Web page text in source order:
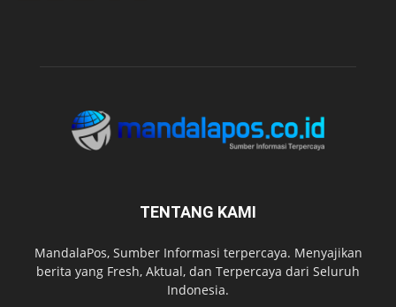
TENTANG KAMI
MandalaPos, Sumber Informasi terpercaya. Menyajikan
berita yang Fresh, Aktual, dan Terpercaya dari Seluruh
Indonesia.